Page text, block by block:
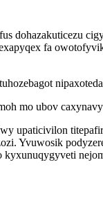
dohazakuticezu
fa
mo ubov
upaticivilon
Yvuwosik